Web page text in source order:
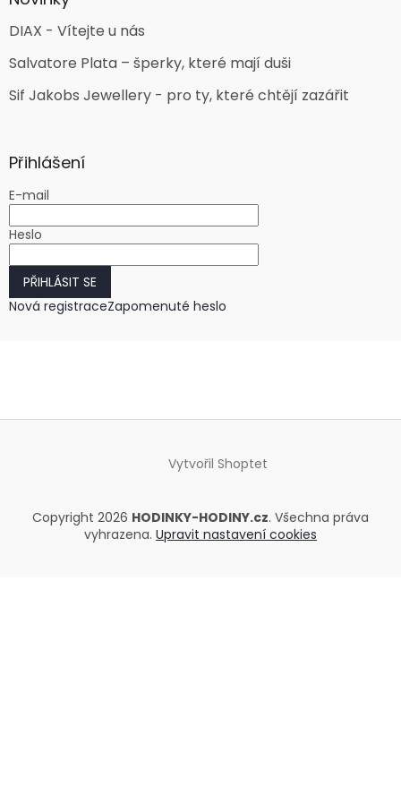
DIAX - Vítejte u nás
Salvatore Plata – šperky, které mají duši
Sif Jakobs Jewellery - pro ty, které chtějí zazářit
Přihlášení
E-mail
Heslo
PŘIHLÁSIT SE
Nová registraceZapomenuté heslo
Vytvořil Shoptet
Copyright 2026 HODINKY-HODINY.cz. Všechna práva
vyhrazena. Upravit nastavení cookies